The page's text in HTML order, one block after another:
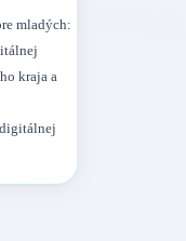
mladých:
kraja a